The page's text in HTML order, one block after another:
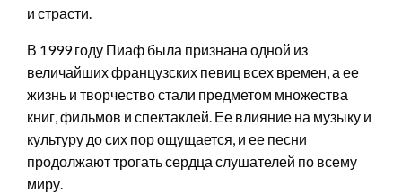
и страсти.
В 1999 году Пиаф была признана одной из
величайших французских певиц всех времен, а ее
жизнь и творчество стали предметом множества
книг, фильмов и спектаклей. Ее влияние на музыку и
культуру до сих пор ощущается, и ее песни
продолжают трогать сердца слушателей по всему
миру.